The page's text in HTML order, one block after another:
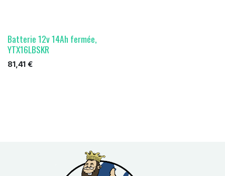
Batterie 12v 14Ah fermée,
YTX16LBSKR
81,41 €